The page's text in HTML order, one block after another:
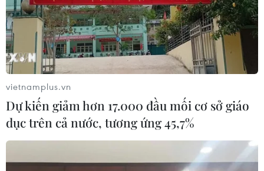
#người di cư #đắm thuyền
#buôn người
vietnamplus.vn
Dự kiến giảm hơn 17.000 đầu mối cơ sở giáo
dục trên cả nước, tương ứng 45,7%